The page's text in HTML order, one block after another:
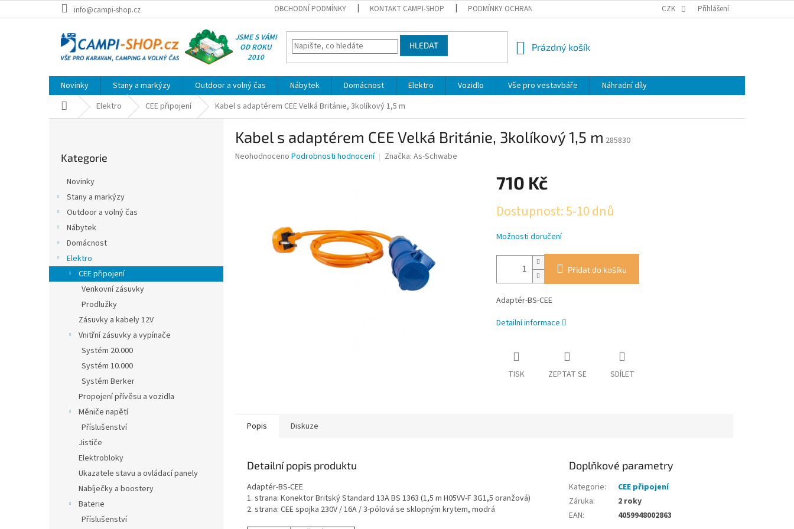
na
info@campi-shop.cz OBCHODNÍ PODMÍNKY KONTAKT CAMPI-SHOP PODMÍNKY OCHRANY OSOBNÍCH ÚDAJŮ REKLAMACE
CZK Přihlášení
JSME S VÁMI
OD ROKU
2010
HLEDAT
NÁKUPNÍ
Prázdný košík
Novinky Stany a markýzy Outdoor a volný čas Nábytek Domácnost Elektro Vozidlo Vše pro vestavbáře
Náhradní díly
Domů Elektro CEE připojení Kabel s adaptérem CEE Velká Británie, 3kolíkový 1,5 m
n
e
kategorie
Kategorie
Novinky
Stany a markýzy
Outdoor a volný čas
Nábytek
Domácnost
Elektro
CEE připojení
Venkovní zásuvky
Prodlužky
Zásuvky a kabely 12V
Vnitřní zásuvky a vypínače
Systém 20.000
Systém 10.000
Systém Berker
Propojení přívěsu a vozidla
Měniče napětí
Příslušenství
Jističe
Elektrobloky
Ukazatele stavu a ovládací panely
Nabíječky a boostery
Baterie
Příslušenství
Kabel s adaptérem CEE Velká Británie, 3kolíkový 1,5 m 285830
Průměrné
hvězdiček.
Neohodnoceno Podrobnosti hodnocení Značka: As-Schwabe
710 Kč
cena:
Dostupnost: 5-10 dnů
Možnosti doručení
Přidat do košíku
Adaptér-BS-CEE
Detailní informace
TISK ZEPTAT SE SDÍLET
Popis Diskuze
Detailní popis produktu
Adaptér-BS-CEE
1. strana: Konektor Britský Standard 13A BS 1363 (1,5 m H05VV-F 3G1,5 oranžová)
2. strana: CEE spojka 230V / 16A / 3-pólová se sklopným krytem, ​​modrá
Doplňkové parametry
Kategorie:
CEE připojení
Záruka:
2 roky
EAN: 4059948002863